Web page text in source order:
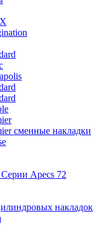
сменные накладки
Apecs 72
накладок